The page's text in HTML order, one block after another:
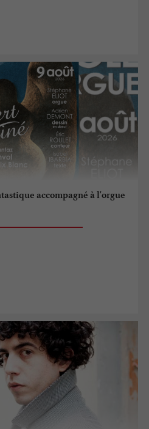
accompagné à l'orgue